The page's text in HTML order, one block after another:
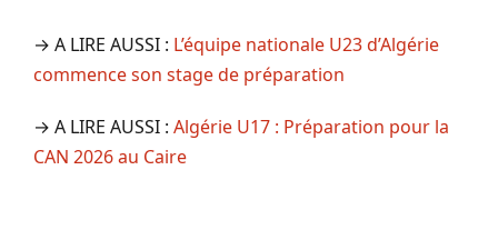
→ A LIRE AUSSI : L’équipe nationale U23 d’Algérie
commence son stage de préparation
→ A LIRE AUSSI : Algérie U17 : Préparation pour la
CAN 2026 au Caire